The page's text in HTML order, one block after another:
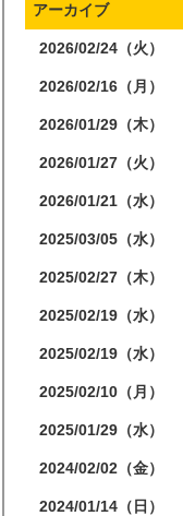
アーカイブ
2026/02/24（火）
2026/02/16（月）
2026/01/29（木）
2026/01/27（火）
2026/01/21（水）
2025/03/05（水）
2025/02/27（木）
2025/02/19（水）
2025/02/19（水）
2025/02/10（月）
2025/01/29（水）
2024/02/02（金）
2024/01/14（日）